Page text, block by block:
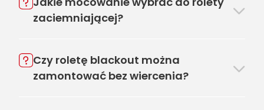
zaciemniającej?
Czy roletę blackout można
zamontować bez wiercenia?